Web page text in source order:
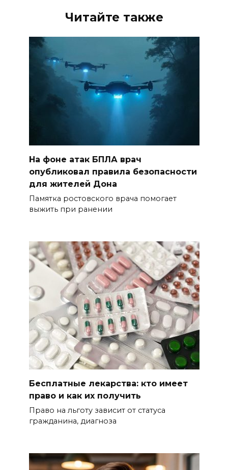
Читайте также
На фоне атак БПЛА врач
опубликовал правила безопасности
для жителей Дона
Памятка ростовского врача помогает
выжить при ранении
Бесплатные лекарства: кто имеет
право и как их получить
Право на льготу зависит от статуса
гражданина, диагноза